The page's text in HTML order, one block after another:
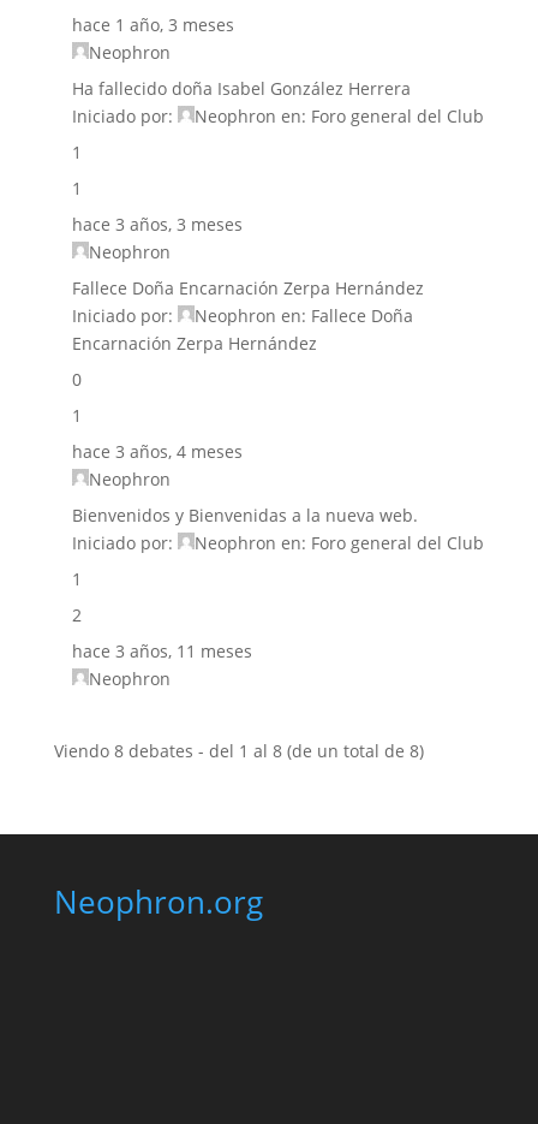
hace 1 año, 3 meses
Neophron
Ha fallecido doña Isabel González Herrera
Iniciado por:
Neophron en: Foro general del Club
1
1
hace 3 años, 3 meses
Neophron
Fallece Doña Encarnación Zerpa Hernández
Iniciado por:
Neophron en: Fallece Doña
Encarnación Zerpa Hernández
0
1
hace 3 años, 4 meses
Neophron
Bienvenidos y Bienvenidas a la nueva web.
Iniciado por:
Neophron en: Foro general del Club
1
2
hace 3 años, 11 meses
Neophron
Viendo 8 debates - del 1 al 8 (de un total de 8)
Neophron.org